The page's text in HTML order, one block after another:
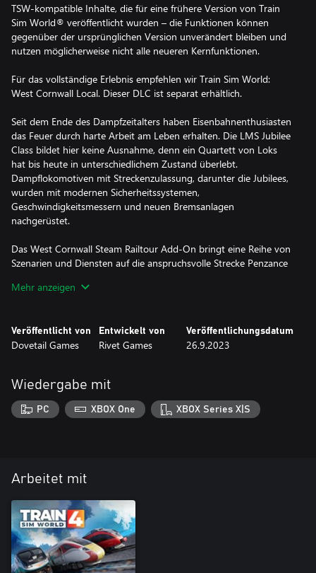
TSW-kompatible Inhalte, die für eine frühere Version von Train
Sim World® veröffentlicht wurden – die Funktionen können
gegenüber der ursprünglichen Version unverändert bleiben und
nutzen möglicherweise nicht alle neueren Kernfunktionen.
Für das vollständige Erlebnis empfehlen wir Train Sim World:
West Cornwall Local. Dieser DLC ist separat erhältlich.
Seit dem Ende des Dampfzeitalters haben Eisenbahnenthusiasten
das Feuer durch harte Arbeit am Leben erhalten. Die LMS Jubilee
Class bildet hier keine Ausnahme, denn ein Quartett von Loks
hat bis heute in unterschiedlichem Zustand überlebt.
Dampflokomotiven mit Streckenzulassung, darunter die Jubilees,
wurden mit modernen Sicherheitssystemen,
Geschwindigkeitsmessern und neuen Bremsanlagen
nachgerüstet.
Das West Cornwall Steam Railtour Add-On bringt eine Reihe von
Szenarien und Diensten auf die anspruchsvolle Strecke Penzance
Maroon“ und „BR Black“ aus den 1950er Jahren, genau so, wie
Szenarioentwickler können Sie die Dampf-Railtour-Action auf jede
Strecke Ihrer Wahl bringen!
Mehr anzeigen
Veröffentlicht von
Dovetail Games
Entwickelt von
Rivet Games
Veröffentlichungsdatum
26.9.2023
Wiedergabe mit
PC XBOX One XBOX Series X|S
Arbeitet mit